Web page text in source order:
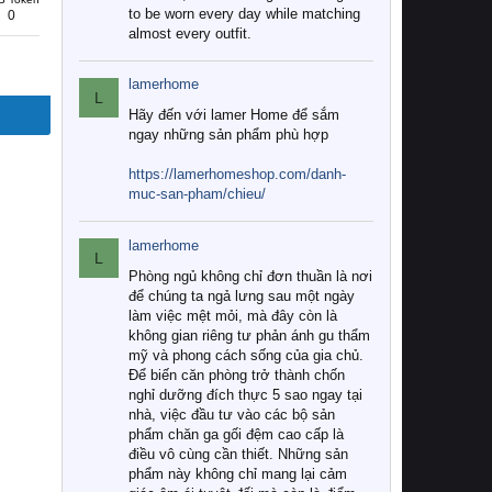
0
to be worn every day while matching
almost every outfit.
L
lamerhome
Hãy đến với lamer Home để sắm
ngay những sản phẩm phù hợp
https://lamerhomeshop.com/danh-
muc-san-pham/chieu/
L
lamerhome
Phòng ngủ không chỉ đơn thuần là nơi
để chúng ta ngả lưng sau một ngày
làm việc mệt mỏi, mà đây còn là
không gian riêng tư phản ánh gu thẩm
mỹ và phong cách sống của gia chủ.
Để biến căn phòng trở thành chốn
nghỉ dưỡng đích thực 5 sao ngay tại
nhà, việc đầu tư vào các bộ sản
phẩm chăn ga gối đệm cao cấp là
điều vô cùng cần thiết. Những sản
phẩm này không chỉ mang lại cảm